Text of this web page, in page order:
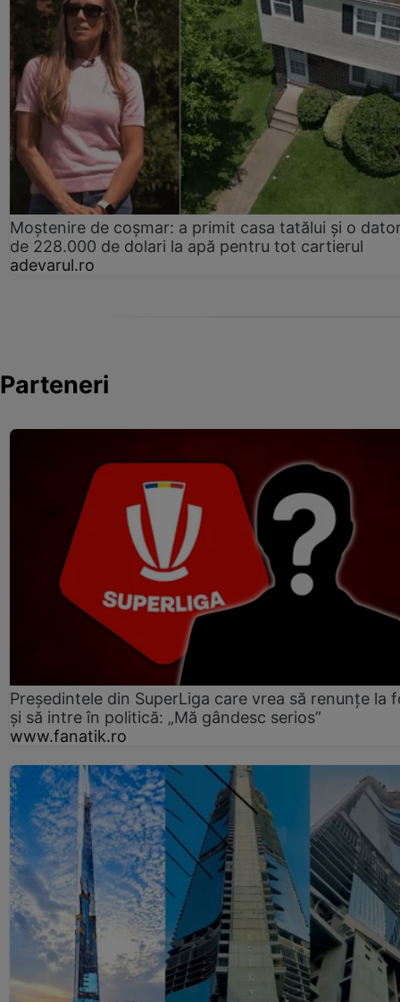
Moștenire de coșmar: a primit casa tatălui și o
de 228.000 de dolari la apă pentru tot cartierul
adevarul.ro
Parteneri
Președintele din SuperLiga care vrea să renunțe la
și să intre în politică: „Mă gândesc serios”
www.fanatik.ro